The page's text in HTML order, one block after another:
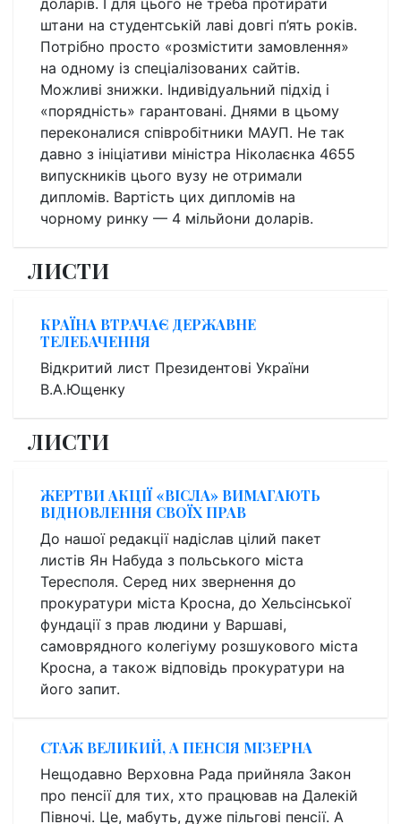
доларів. І для цього не треба протирати
штани на студентській лаві довгі п’ять років.
Потрібно просто «розмістити замовлення»
на одному із спеціалізованих сайтів.
Можливі знижки. Індивідуальний підхід і
«порядність» гарантовані. Днями в цьому
переконалися співробітники МАУП. Не так
давно з ініціативи міністра Ніколаєнка 4655
випускників цього вузу не отримали
дипломів. Вартість цих дипломів на
чорному ринку — 4 мільйони доларів.
ЛИСТИ
КРАЇНА ВТРАЧАЄ ДЕРЖАВНЕ
ТЕЛЕБАЧЕННЯ
Відкритий лист Президентові України
В.А.Ющенку
ЛИСТИ
ЖЕРТВИ АКЦІЇ «ВІСЛА» ВИМАГАЮТЬ
ВІДНОВЛЕННЯ СВОЇХ ПРАВ
До нашої редакції надіслав цілий пакет
листів Ян Набуда з польського міста
Тересполя. Серед них звернення до
прокуратури міста Кросна, до Хельсінської
фундації з прав людини у Варшаві,
самоврядного колегіуму розшукового міста
Кросна, а також відповідь прокуратури на
його запит.
СТАЖ ВЕЛИКИЙ, А ПЕНСІЯ МІЗЕРНА
Нещодавно Верховна Рада прийняла Закон
про пенсії для тих, хто працював на Далекій
Півночі. Це, мабуть, дуже пільгові пенсії. А